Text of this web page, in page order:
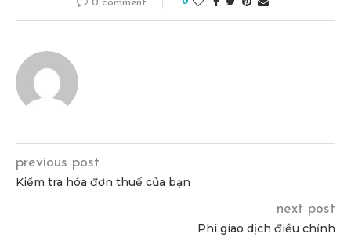
0 comment
previous post
Kiểm tra hóa đơn thuế của bạn
next post
Phí giao dịch điều chỉnh